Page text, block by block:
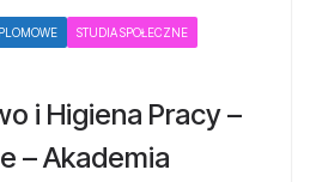
STUDIA SPOŁECZNE
i Higiena Pracy –
– Akademia